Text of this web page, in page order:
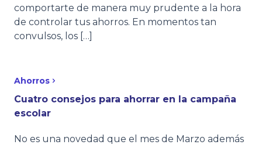
comportarte de manera muy prudente a la hora
de controlar tus ahorros. En momentos tan
convulsos, los […]
Ahorros
Cuatro consejos para ahorrar en la campaña
escolar
No es una novedad que el mes de Marzo además